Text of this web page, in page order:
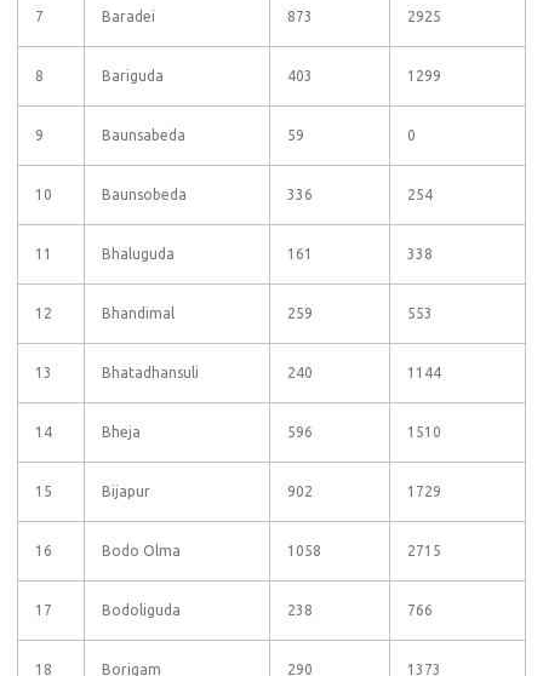
7 Baradei 873 2925
8 Bariguda 403 1299
9 Baunsabeda 59 0
10 Baunsobeda 336 254
11 Bhaluguda 161 338
12 Bhandimal 259 553
13 Bhatadhansuli 240 1144
14 Bheja 596 1510
15 Bijapur 902 1729
16 Bodo Olma 1058 2715
17 Bodoliguda 238 766
18 Borigam 290 1373